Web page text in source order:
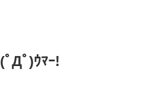
(ﾟДﾟ)ｳﾏｰ!